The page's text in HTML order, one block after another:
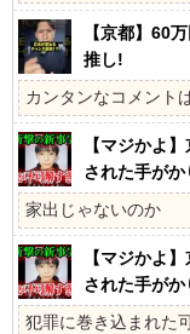
【京都】60
推し!
カンタンなコメント
【マジかよ
された手が
家出じゃないのか
【マジかよ
された手が
犯罪に巻き込まれた